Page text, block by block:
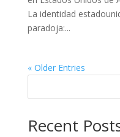
La identidad
paradoja:...
« Older Entries
Recent